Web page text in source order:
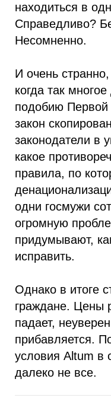
находиться в
Справедливо?
Несомненно.
И очень
когда так
подобию Первой
закон
законодатели в
какое
правила, по
одни госмужи
огромную
придумывают,
исправить.
Однако в итоге
граждане. Цены
падает,
прибавляется.
условия Altum в
далеко не все.